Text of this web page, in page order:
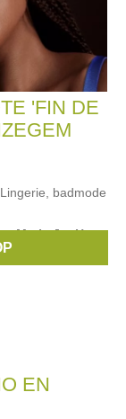
'FIN DE
badmode
,Marie Jo,Hom,
EN